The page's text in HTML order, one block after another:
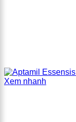
Xem nhanh